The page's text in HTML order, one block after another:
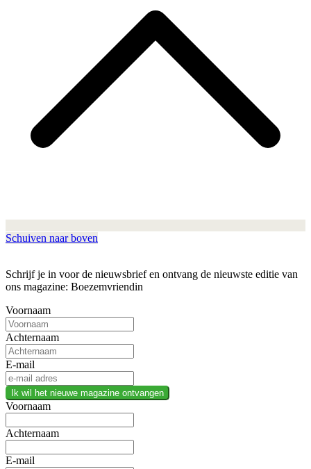
Schuiven naar boven
Schrijf je in voor de nieuwsbrief en ontvang de nieuwste editie van
ons magazine: Boezemvriendin
Voornaam
Achternaam
E-mail
Ik wil het nieuwe magazine ontvangen
Voornaam
Achternaam
E-mail